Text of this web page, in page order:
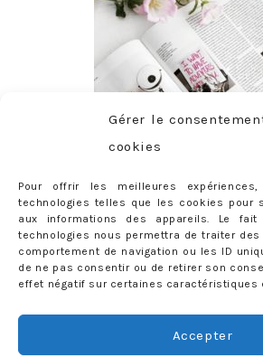
Gérer le
cookies
Pour offrir les meilleures
technologies telles que les cookies pour
aux informations des appareils. Le
technologies nous permettra de traiter
comportement de navigation ou les ID
de ne pas consentir ou de retirer son
effet négatif sur certaines caractéristiques
Accepter
ABONNEMENT
Adresse